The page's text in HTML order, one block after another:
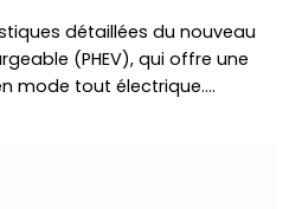
détaillées du nouveau
(PHEV), qui offre une
mode tout électrique.…